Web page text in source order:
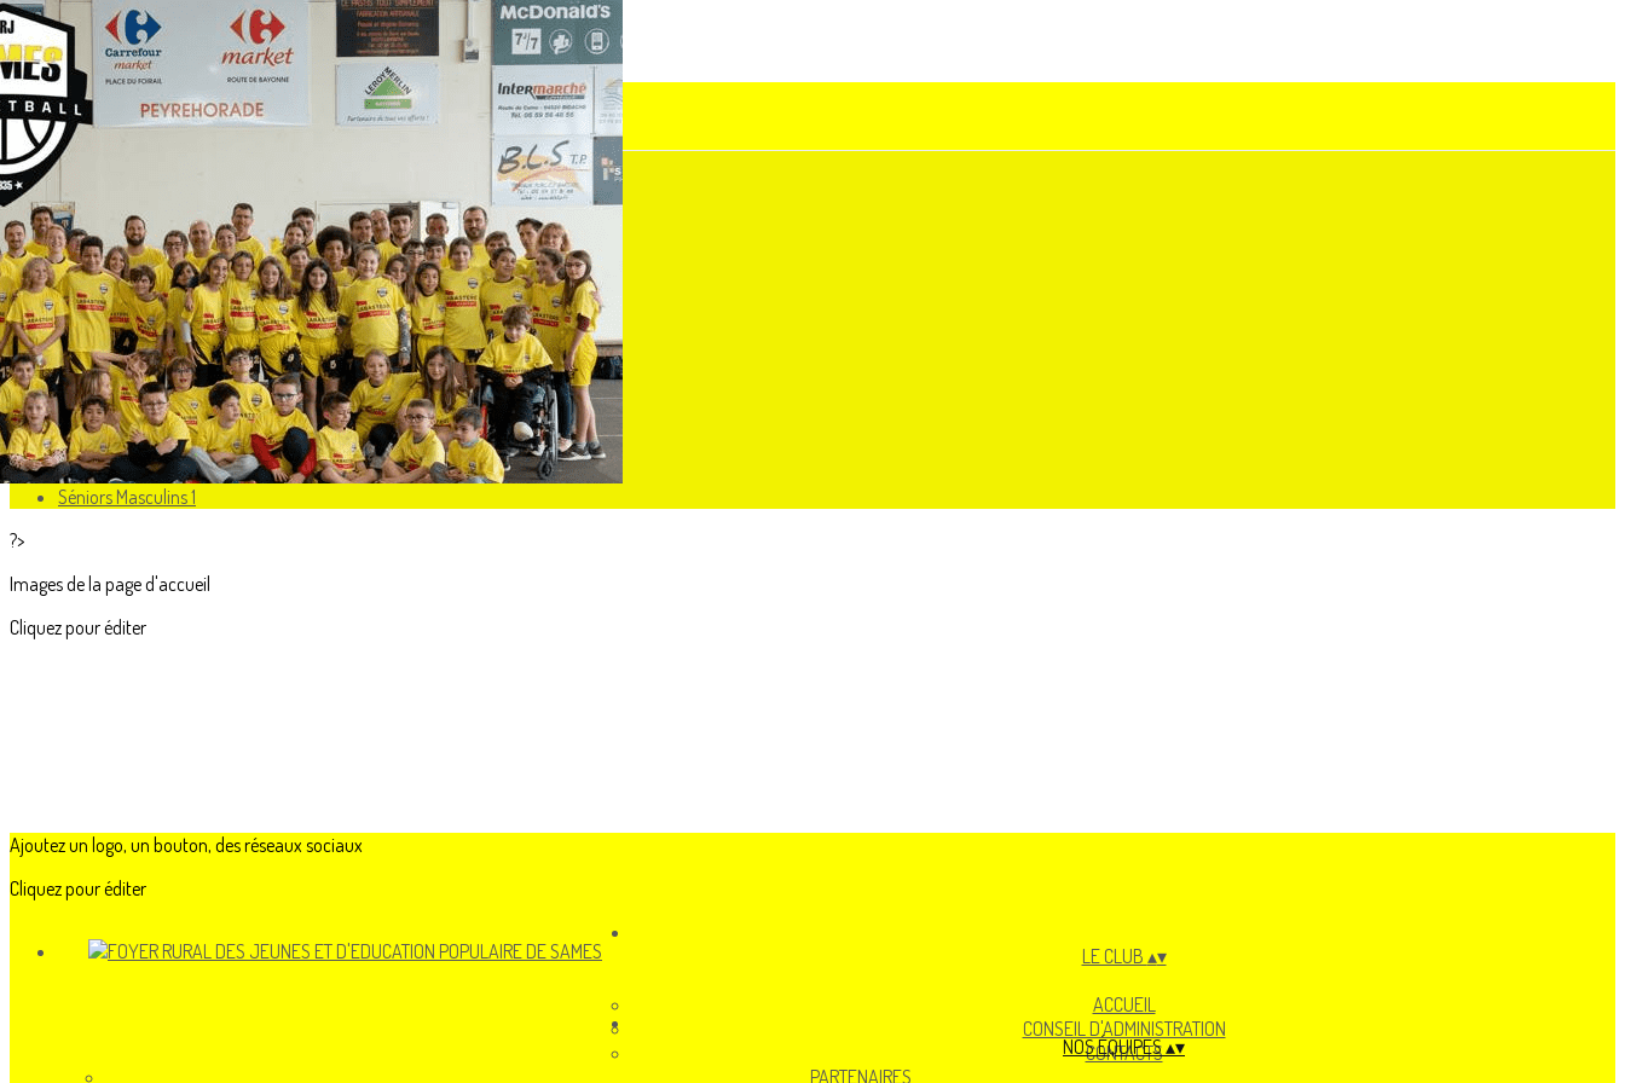
Exporter les lignes sélectionnées
Exporter toutes les colonnes
Exporter uniquement les colonnes affichées
Menu
<
>
Ecole de Basket
U9 Feminines
U9 Masculins
U11 Feminines
U11 Masculins
U13 Féminines
U13 Masculins
U15 Féminines
U15 Masculins
U18 Féminines
U18 Masculins
Séniors Masculins 1
?>
Images de la page d'accueil
Cliquez pour éditer
Ajoutez un logo, un bouton, des réseaux sociaux
Cliquez pour éditer
LE CLUB ▴▾
ACCUEIL
CONSEIL D'ADMINISTRATION
CONTACTS
PARTENAIRES
NOS ÉQUIPES▴▾